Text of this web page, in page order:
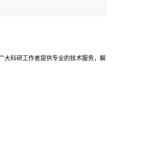
大科研工作者提供专业的技术服务，解